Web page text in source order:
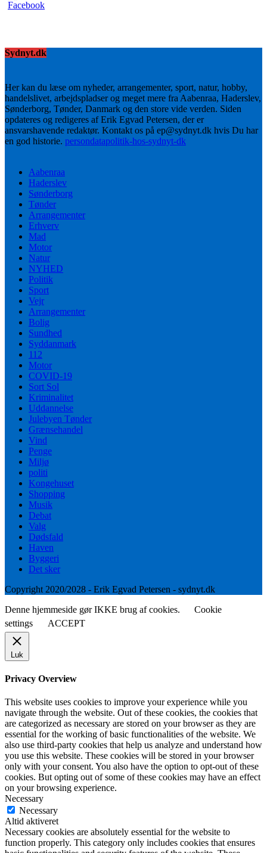
Sydnyt.dk
Her kan du læse om nyheder, arrangementer, sport, natur, hobby,
handelslivet, arbejdspladser og meget mere fra Aabenraa, Haderslev,
Sønderborg, Tønder, Danmark og den store vide verden. Siden
opdateres og redigeres af Erik Egvad Petersen, der er
ansvarshavende redaktør. Kontakt os på ep@sydnyt.dk hvis Du har
en god historie. persondatapolitik-hos-sydnyt-dk
Aabenraa
Haderslev
Sønderborg
Tønder
Arrangementer
Erhverv
Mad
Motor
Natur
NYHED
Politik
Sport
Vejr
Arrangementer
Bolig
Sundhed
Syddanmark
112
Motor
COVID-19
Sort Sol
Kriminalitet
Uddannelse
Julebyen Tønder
Grænsehandel
Vind
Penge
Miljø
politi
Kongehuset
Shopping
Musik
Debat
Valg
Dødsfald
Haven
Byggeri
Det sker
Copyright 2020/2028 - Erik Egvad Petersen - sydnyt.dk
Denne hjemmeside gør IKKE brug af cookies.
Cookie
settings
ACCEPT
Luk
Privacy Overview
This website uses cookies to improve your experience while you
navigate through the website. Out of these cookies, the cookies that
are categorized as necessary are stored on your browser as they are
essential for the working of basic functionalities of the website. We
also use third-party cookies that help us analyze and understand how
you use this website. These cookies will be stored in your browser
only with your consent. You also have the option to opt-out of these
cookies. But opting out of some of these cookies may have an effect
on your browsing experience.
Necessary
Necessary
Altid aktiveret
Necessary cookies are absolutely essential for the website to
function properly. This category only includes cookies that ensures